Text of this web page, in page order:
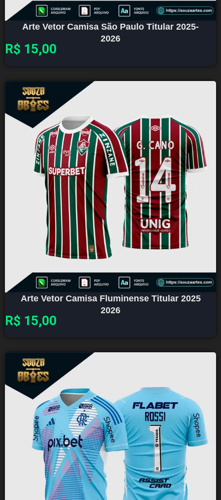
Arte Vetor Camisa São Paulo Titular 2025-
2026
R$ 15,00
Arte Vetor Camisa Fluminense Titular 2025
2026
R$ 15,00